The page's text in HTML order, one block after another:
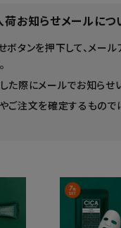
荷お知らせメールにつ
ボタンを押下して、メー
た際にメールでお知らせい
ご注文を確定するもので